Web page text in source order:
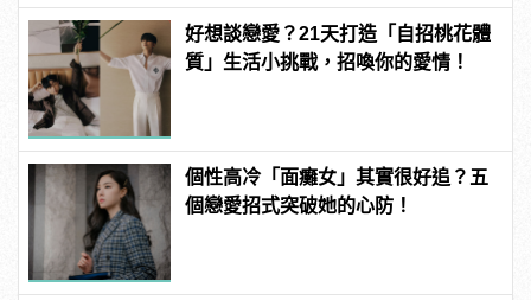
好想談戀愛？21天打造「自招桃花體
質」生活小挑戰，招喚你的愛情！
個性高冷「面癱女」其實很好追？五
個戀愛招式突破她的心防！